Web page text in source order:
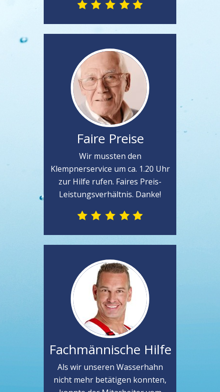
Faire Preise
Wir mussten den
Klempnerservice um ca. 1.20 Uhr
zur Hilfe rufen. Faires Preis-
Leistungsverhältnis. Danke!
Fachmännische Hilfe
Als wir unseren Wasserhahn
nicht mehr betätigen konnten,